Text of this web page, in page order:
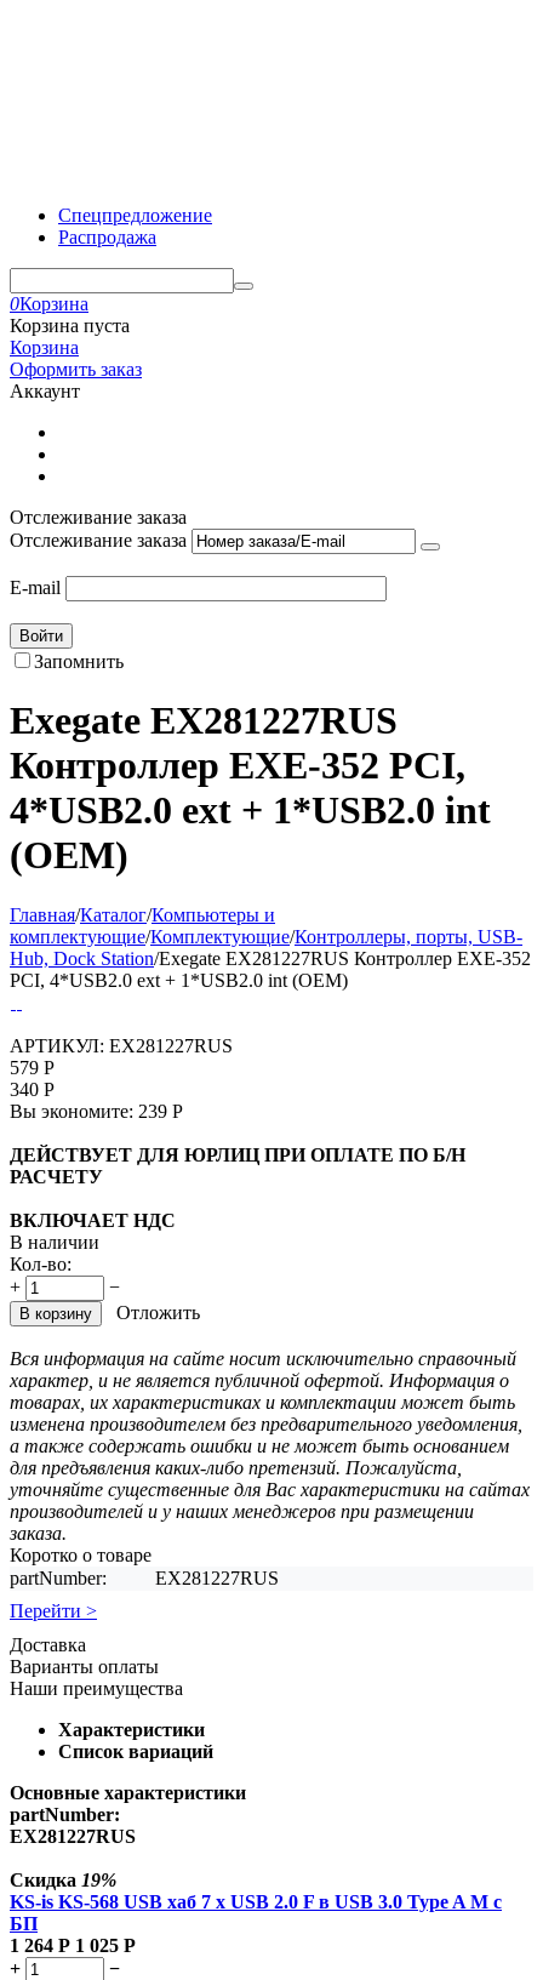
Спецпредложение
Распродажа
0Корзина
Корзина пуста
Корзина
Оформить заказ
Аккаунт
Отслеживание заказа
Отслеживание заказа
E-mail
Войти
Запомнить
Exegate EX281227RUS
Контроллер EXE-352 PCI,
4*USB2.0 ext + 1*USB2.0 int
(OEM)
Главная/Каталог/Компьютеры и
комплектующие/Комплектующие/Контроллеры, порты, USB-
Hub, Dock Station/Exegate EX281227RUS Контроллер EXE-352
PCI, 4*USB2.0 ext + 1*USB2.0 int (OEM)
АРТИКУЛ: EX281227RUS
579 Р
340 Р
Вы экономите: 239 Р
ДЕЙСТВУЕТ ДЛЯ ЮРЛИЦ ПРИ ОПЛАТЕ ПО Б/Н
РАСЧЕТУ
ВКЛЮЧАЕТ НДС
В наличии
Кол-во:
+
−
В корзину Отложить
Вся информация на сайте носит исключительно справочный
характер, и не является публичной офертой. Информация о
товарах, их характеристиках и комплектации может быть
изменена производителем без предварительного уведомления,
а также содержать ошибки и не может быть основанием
для предъявления каких-либо претензий. Пожалуйста,
уточняйте существенные для Вас характеристики на сайтах
производителей и у наших менеджеров при размещении
заказа.
Коротко о товаре
partNumber:
EX281227RUS
Перейти >
Доставка
Варианты оплаты
Наши преимущества
Характеристики
Список вариаций
Основные характеристики
partNumber:
EX281227RUS
Скидка 19%
KS-is KS-568 USB хаб 7 x USB 2.0 F в USB 3.0 Type A M с
БП
1 264 Р 1 025 Р
+
−